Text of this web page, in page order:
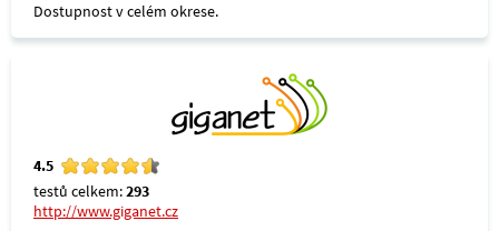
Dostupnost v celém okrese.
4.5
testů celkem:293
http://www.giganet.cz